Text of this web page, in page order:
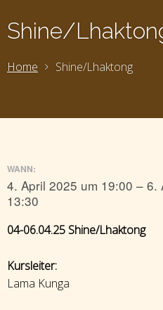
Shine/
Home Shine/Lhaktong
WANN:
4. April 2025 um 19:00 – 6.
13:30
04-06.04.25 Shine/Lhaktong
Kursleiter:
Lama Kunga